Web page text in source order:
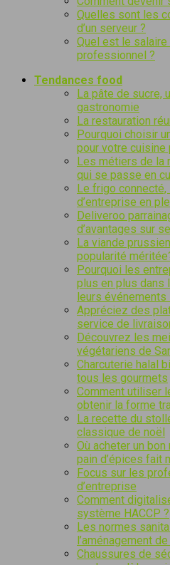
Quelles sont les
d’un serveur ?
Quel est le salaire
professionnel ?
Tendances food
La pâte de sucre,
gastronomie
La restauration
Pourquoi choisir
pour votre
Les métiers de la
qui se passe en
Le frigo
d’entreprise en
Deliveroo
d’avantages sur
La viande
popularité
Pourquoi les
plus en plus dans
leurs événements
Appréciez des
service de
Découvrez les
végétariens de
Charcuterie halal
tous les gourmets
Comment utiliser
obtenir la forme
La recette du
classique de noël
Où acheter un
pain d’épices fait
Focus sur les
d’entreprise
Comment
système HACCP ?
Les normes
l’aménagement
Chaussures de